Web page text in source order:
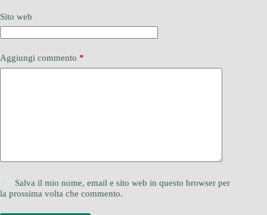
Sito web
Aggiungi commento *
Salva il mio nome, email e sito web in questo browser per
la prossima volta che commento.